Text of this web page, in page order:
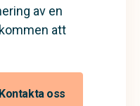
av en
att
Kontakta oss